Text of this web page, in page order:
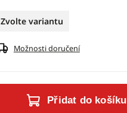
Zvolte variantu
Možnosti doručení
Přidat do košíku